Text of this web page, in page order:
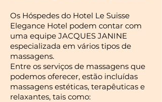
Os Hóspedes do Hotel Le Suisse
Elegance Hotel podem contar com
uma equipe JACQUES JANINE
especializada em vários tipos de
massagens.
Entre os serviços de massagens que
podemos oferecer, estão incluídas
massagens estéticas, terapêuticas e
relaxantes, tais como: